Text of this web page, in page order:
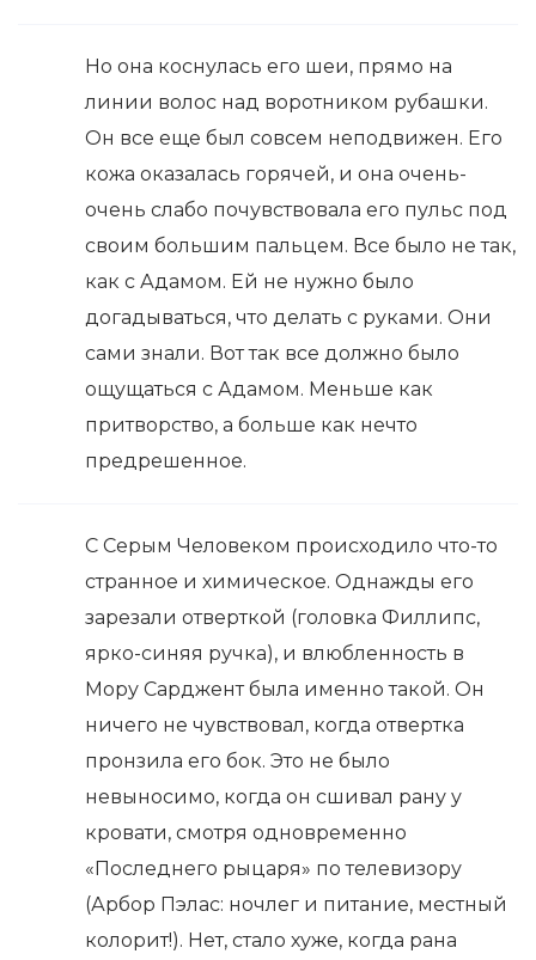
Но она коснулась его шеи, прямо на
линии волос над воротником рубашки.
Он все еще был совсем неподвижен. Его
кожа оказалась горячей, и она очень-
очень слабо почувствовала его пульс под
своим большим пальцем. Все было не так,
как с Адамом. Ей не нужно было
догадываться, что делать с руками. Они
сами знали. Вот так все должно было
ощущаться с Адамом. Меньше как
притворство, а больше как нечто
предрешенное.
С Серым Человеком происходило что-то
странное и химическое. Однажды его
зарезали отверткой (головка Филлипс,
ярко-синяя ручка), и влюбленность в
Мору Сарджент была именно такой. Он
ничего не чувствовал, когда отвертка
пронзила его бок. Это не было
невыносимо, когда он сшивал рану у
кровати, смотря одновременно
«Последнего рыцаря» по телевизору
(Арбор Пэлас: ночлег и питание, местный
колорит!). Нет, стало хуже, когда рана